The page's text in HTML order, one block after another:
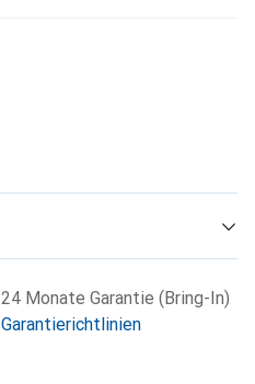
24 Monate Garantie (Bring-In)
Garantierichtlinien